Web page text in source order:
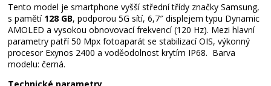
Tento model je smartphone vyšší střední třídy značky Samsung,
s pamětí 128 GB, podporou 5G sítí, 6,7″ displejem typu Dynamic
AMOLED a vysokou obnovovací frekvencí (120 Hz). Mezi hlavní
parametry patří 50 Mpx fotoaparát se stabilizací OIS, výkonný
procesor Exynos 2400 a voděodolnost krytím IP68. Barva
modelu: černá.